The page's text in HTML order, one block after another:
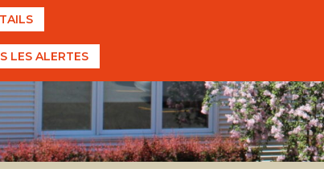
LES ALERTES